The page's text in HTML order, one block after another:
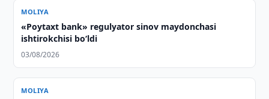
MOLIYA
«Poytaxt bank» regulyator sinov maydonchasi
ishtirokchisi bo‘ldi
03/08/2026
MOLIYA